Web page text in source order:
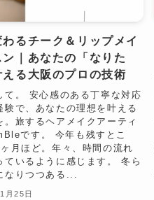
るチーク＆リップメイ
ン｜あなたの「なりた
える大阪のプロの技術
て。 安心感のある丁寧な対応
験で、あなたの理想を叶える
。旅するヘアメイクアーティ
です。 今年も残すとこ
月ほど。年々、時間の流れ
ているように感じます。 冬ら
なりつつある...
月25日